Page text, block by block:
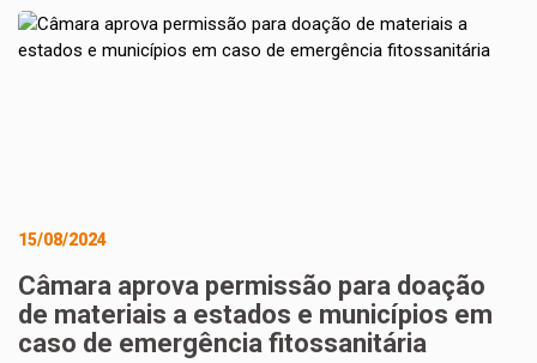
15/08/2024
Câmara aprova permissão para doação
de materiais a estados e municípios em
caso de emergência fitossanitária